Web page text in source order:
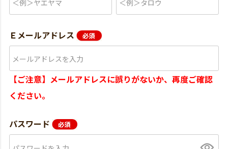
Ｅメールアドレス
【ご注意】メールアドレスに誤りがないか、再度ご確認
ください。
パスワード